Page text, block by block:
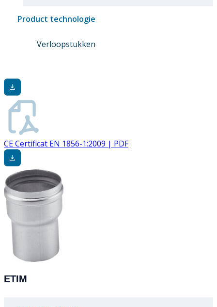
Product technologie
Verloopstukken
CE Certificat EN 1856-1:2009 | PDF
ETIM